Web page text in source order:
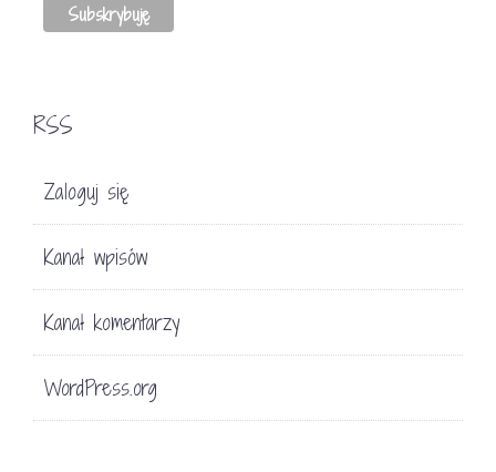
RSS
Zaloguj się
Kanał wpisów
Kanał komentarzy
WordPress.org